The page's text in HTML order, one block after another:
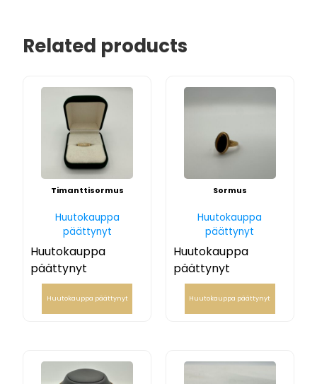
Related products
Timanttisormus
Huutokauppa
päättynyt
Huutokauppa
päättynyt
Huutokauppa päättynyt
Sormus
Huutokauppa
päättynyt
Huutokauppa
päättynyt
Huutokauppa päättynyt